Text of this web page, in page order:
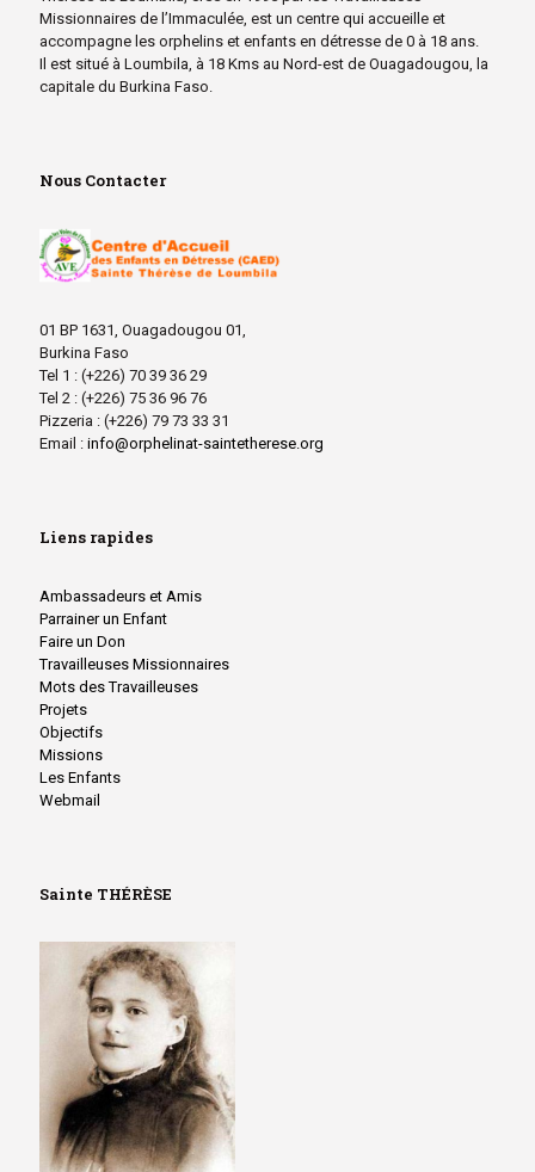
Missionnaires de l’Immaculée, est un centre qui accueille et
accompagne les orphelins et enfants en détresse de 0 à 18 ans.
Il est situé à Loumbila, à 18 Kms au Nord-est de Ouagadougou, la
capitale du Burkina Faso.
Nous Contacter
01 BP 1631, Ouagadougou 01,
Burkina Faso
Tel 1 : (+226) 70 39 36 29
Tel 2 : (+226) 75 36 96 76
Pizzeria : (+226) 79 73 33 31
Email : info@orphelinat-saintetherese.org
Liens rapides
Ambassadeurs et Amis
Parrainer un Enfant
Faire un Don
Travailleuses Missionnaires
Mots des Travailleuses
Projets
Objectifs
Missions
Les Enfants
Webmail
Sainte THÉRÈSE